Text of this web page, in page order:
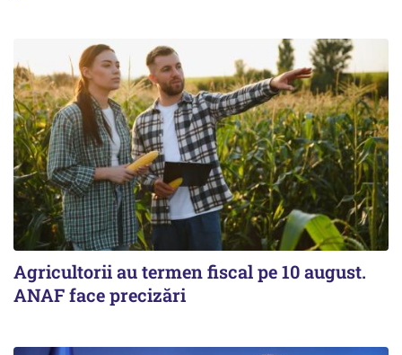
Agricultorii au termen fiscal pe 10 august.
ANAF face precizări